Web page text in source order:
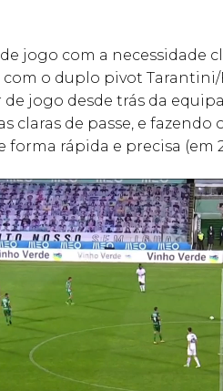
jogo com a necessidade
o duplo pivot
jogo desde trás da
claras de passe, e fazendo
forma rápida e precisa (em